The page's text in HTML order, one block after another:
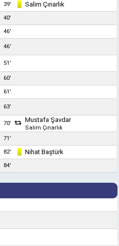
39'
Salim Çınarlık
40'
46'
46'
51'
60'
61'
63'
70' Mustafa Şavdar
Salim Çınarlık
71'
82'
Nihat Baştürk
84'